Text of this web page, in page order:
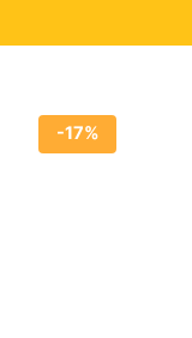
-17%